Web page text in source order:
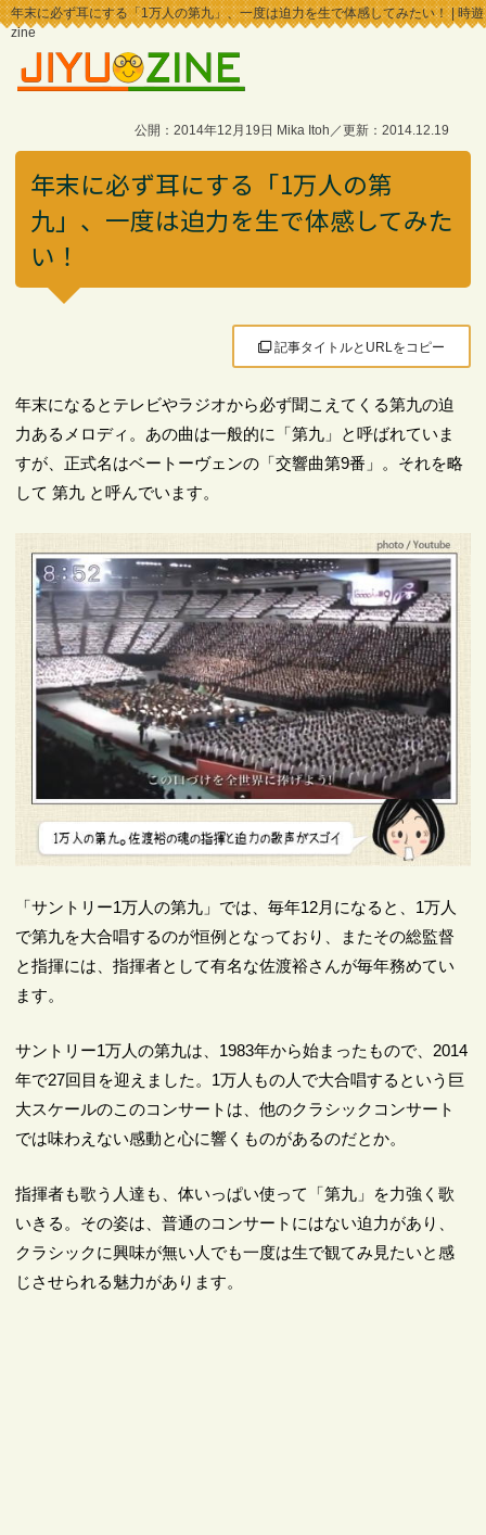
年末に必ず耳にする「1万人の第九」、一度は迫力を生で体感してみたい！ | 時遊
zine
公開：2014年12月19日 Mika Itoh／更新：2014.12.19
年末に必ず耳にする「1万人の第
九」、一度は迫力を生で体感してみた
い！
記事タイトルとURLをコピー
年末になるとテレビやラジオから必ず聞こえてくる第九の迫
力あるメロディ。あの曲は一般的に「第九」と呼ばれていま
すが、正式名はベートーヴェンの「交響曲第9番」。それを略
して 第九 と呼んでいます。
「サントリー1万人の第九」では、毎年12月になると、1万人
で第九を大合唱するのが恒例となっており、またその総監督
と指揮には、指揮者として有名な佐渡裕さんが毎年務めてい
ます。
サントリー1万人の第九は、1983年から始まったもので、2014
年で27回目を迎えました。1万人もの人で大合唱するという巨
大スケールのこのコンサートは、他のクラシックコンサート
では味わえない感動と心に響くものがあるのだとか。
指揮者も歌う人達も、体いっぱい使って「第九」を力強く歌
いきる。その姿は、普通のコンサートにはない迫力があり、
クラシックに興味が無い人でも一度は生で観てみ見たいと感
じさせられる魅力があります。